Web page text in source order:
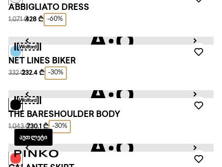
ABBIGLIATO DRESS
1,071 ₾428 ₾ -60%
NET LINES BIKER
332 ₾232.4 ₾ -30%
THE BARESHOULDER BODY
1,043 ₾730.1 ₾ -30%
ᲐᲣᲗᲚᲔᲢᲘ